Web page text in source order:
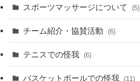
スポーツマッサージについて (5)
チーム紹介・協賛活動 (6)
テニスでの怪我 (6)
バスケットボールでの怪我 (11)